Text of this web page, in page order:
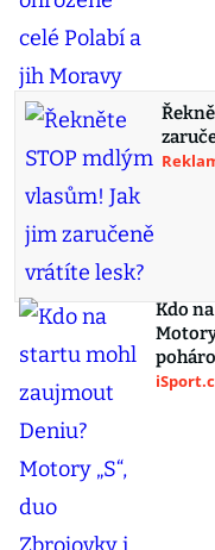
Kdo